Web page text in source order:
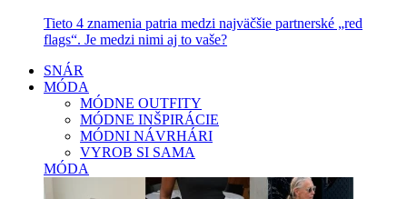
Tieto 4 znamenia patria medzi najväčšie partnerské „red
flags“. Je medzi nimi aj to vaše?
SNÁR
MÓDA
MÓDNE OUTFITY
MÓDNE INŠPIRÁCIE
MÓDNI NÁVRHÁRI
VYROB SI SAMA
MÓDA